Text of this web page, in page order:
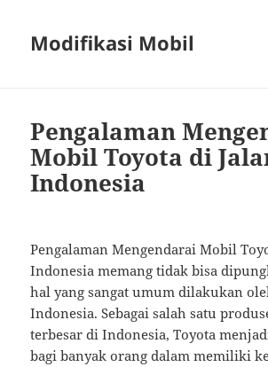
Modifikasi Mobil
Pengalaman
Mobil Toyota di
Indonesia
Pengalaman Mengendarai Mobil
Indonesia memang tidak bisa
hal yang sangat umum dilakukan
Indonesia. Sebagai salah satu
terbesar di Indonesia, Toyota
bagi banyak orang dalam memiliki